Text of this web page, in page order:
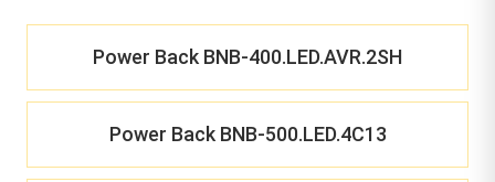
Power Back BNB-400.LED.AVR.2SH
Power Back BNB-500.LED.4C13